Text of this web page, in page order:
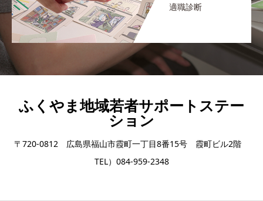
適職診断
ふくやま地域若者サポートステー
ション
〒720-0812 広島県福山市霞町一丁目8番15号 霞町ビル2階
TEL）084-959-2348